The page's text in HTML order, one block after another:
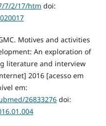
7/2/17/htm doi:
Motives and activities
An exploration of
literature and interview
2016 [acesso em
em:
26833276doi: